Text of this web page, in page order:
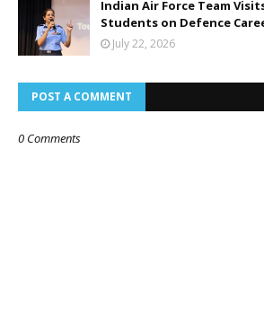
Indian Air Force Team
Students on Defence
July 22, 2026
POST A COMMENT
0 Comments